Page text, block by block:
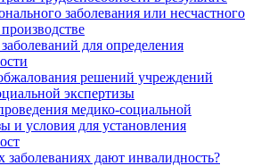
заболевания или несчастного
для определения
решений учреждений
экспертизы
медико-социальной
и условия для установления
заболеваниях дают инвалидность?